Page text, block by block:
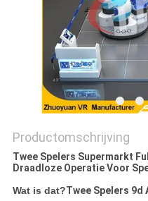
Productomschrijving
Twee Spelers Supermarkt
Draadloze Operatie Voor
Wat is dat?Twee Spelers 9d